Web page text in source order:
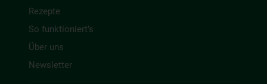
Rezepte
So funktioniert’s
Über uns
Newsletter